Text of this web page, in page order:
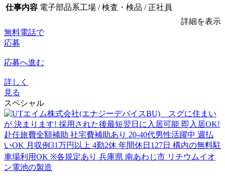
仕事内容 電子部品系工場 / 検査・検品 / 正社員
詳細を表示
無料電話で
応募
応募へ進む
詳しく
見る
スペシャル